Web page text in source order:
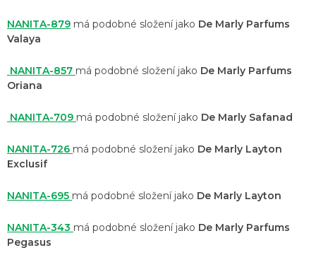
NANITA-879 má podobné složení jako De Marly Parfums
Valaya
NANITA-857 má podobné složení jako De Marly Parfums
Oriana
NANITA-709 má podobné složení jako De Marly Safanad
NANITA-726 má podobné složení jako De Marly Layton
Exclusif
NANITA-695 má podobné složení jako De Marly Layton
NANITA-343 má podobné složení jako De Marly Parfums
Pegasus